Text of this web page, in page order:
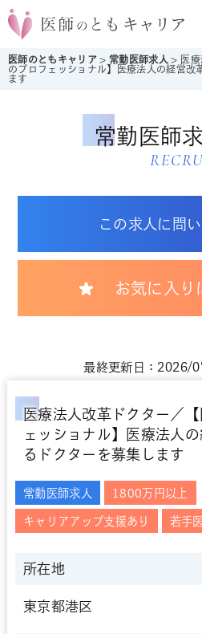
医師のともキャリア >常勤医師求人 > 医
のプロフェッショナル】医療法人の経営改
ます
常勤医師
この求人に問
お気に入り
医療法人改革ドクター／
ェッショナル】医療法人
るドクターを募集します
最終更新日：
常勤医師求人 1800万円以上
キャリアアップ支援あり 若手
所在地
東京都港区